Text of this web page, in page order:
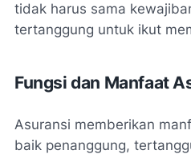
tidak harus sama
tertanggung untuk ikut
Fungsi dan Manfaat
Asuransi memberikan
baik penanggung,